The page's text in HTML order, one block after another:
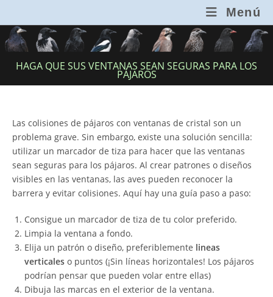
contenido
Menú
HAGA QUE SUS VENTANAS SEAN SEGURAS PARA LOS
PÁJAROS
Las colisiones de pájaros con ventanas de cristal son un
problema grave. Sin embargo, existe una solución sencilla:
utilizar un marcador de tiza para hacer que las ventanas
sean seguras para los pájaros. Al crear patrones o diseños
visibles en las ventanas, las aves pueden reconocer la
barrera y evitar colisiones. Aquí hay una guía paso a paso:
Consigue un marcador de tiza de tu color preferido.
Limpia la ventana a fondo.
Elija un patrón o diseño, preferiblemente lineas
verticales o puntos (¡Sin líneas horizontales! Los pájaros
podrían pensar que pueden volar entre ellas)
Dibuja las marcas en el exterior de la ventana.